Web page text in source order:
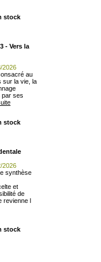
stock
- Vers la
2026
au
sur la vie, la
par ses
stock
2026
synthèse
et
de
revienne l
stock